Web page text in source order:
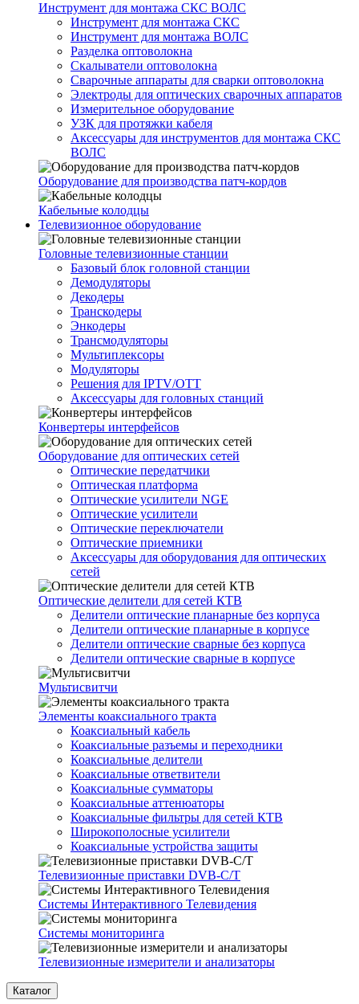
Инструмент для монтажа СКС ВОЛС
Инструмент для монтажа СКС
Инструмент для монтажа ВОЛС
Разделка оптоволокна
Скалыватели оптоволокна
Сварочные аппараты для сварки оптоволокна
Электроды для оптических сварочных аппаратов
Измерительное оборудование
УЗК для протяжки кабеля
Аксессуары для инструментов для монтажа СКС
ВОЛС
Оборудование для производства патч-кордов
Кабельные колодцы
Телевизионное оборудование
Головные телевизионные станции
Базовый блок головной станции
Демодуляторы
Декодеры
Транскодеры
Энкодеры
Трансмодуляторы
Мультиплексоры
Модуляторы
Решения для IPTV/OTT
Аксессуары для головных станций
Конвертеры интерфейсов
Оборудование для оптических сетей
Оптические передатчики
Оптическая платформа
Оптические усилители NGE
Оптические усилители
Оптические переключатели
Оптические приемники
Аксессуары для оборудования для оптических
сетей
Оптические делители для сетей КТВ
Делители оптические планарные без корпуса
Делители оптические планарные в корпусе
Делители оптические сварные без корпуса
Делители оптические сварные в корпусе
Мультисвитчи
Элементы коаксиального тракта
Коаксиальный кабель
Коаксиальные разъемы и переходники
Коаксиальные делители
Коаксиальные ответвители
Коаксиальные сумматоры
Коаксиальные аттенюаторы
Коаксиальные фильтры для сетей КТВ
Широкополосные усилители
Коаксиальные устройства защиты
Телевизионные приставки DVB-C/T
Системы Интерактивного Телевидения
Системы мониторинга
Телевизионные измерители и анализаторы
Каталог